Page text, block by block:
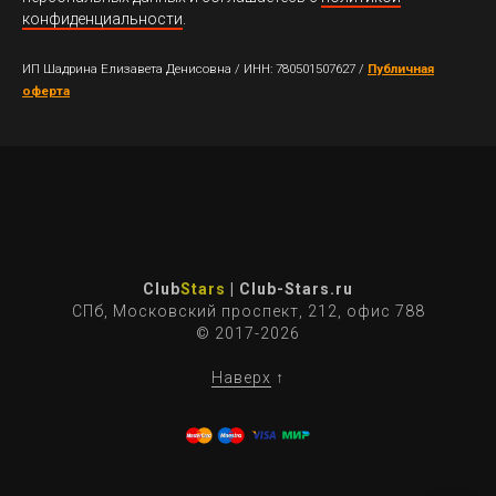
конфиденциальности.
ИП Шадрина Елизавета Денисовна / ИНН: 780501507627 / Публичная
оферта
ClubStars
| Сlub-Stars.ru
СПб, Московский проспект, 212, офис 788
© 2017-2026
Наверх ↑
медицинским центрам, салонам
Google Maps.
• широкий выбор площадок;
• помощь в развитии онлайн-
Если вы хотите купить отзывы на
заказать качественные публикации